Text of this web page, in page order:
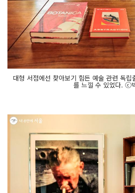
대형 서점에선 찾아보기 힘든 예술 관련 독립
를 느낄 수 있었다. ⓒ